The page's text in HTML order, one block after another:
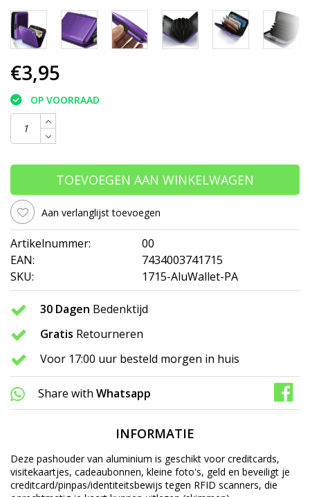
€3,95
OP VOORRAAD
TOEVOEGEN AAN WINKELWAGEN
Aan verlanglijst toevoegen
Artikelnummer:
00
EAN:
7434003741715
SKU:
1715-AluWallet-PA
30 Dagen Bedenktijd
Gratis Retourneren
Voor 17:00 uur besteld morgen in huis
Share with Whatsapp
INFORMATIE
Deze pashouder van aluminium is geschikt voor creditcards,
visitekaartjes, cadeaubonnen, kleine foto's, geld en beveiligt je
creditcard/pinpas/identiteitsbewijs tegen RFID scanners, die